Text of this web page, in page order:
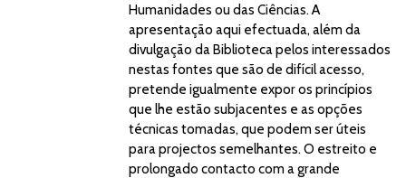
Humanidades ou das Ciências. A
apresentação aqui efectuada, além da
divulgação da Biblioteca pelos interessados
nestas fontes que são de difícil acesso,
pretende igualmente expor os princípios
que lhe estão subjacentes e as opções
técnicas tomadas, que podem ser úteis
para projectos semelhantes. O estreito e
prolongado contacto com a grande